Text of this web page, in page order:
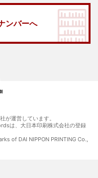
ンバーへ
が運営しています。
は、大日本印刷株式会社の登録
of DAI NIPPON PRINTING Co.,